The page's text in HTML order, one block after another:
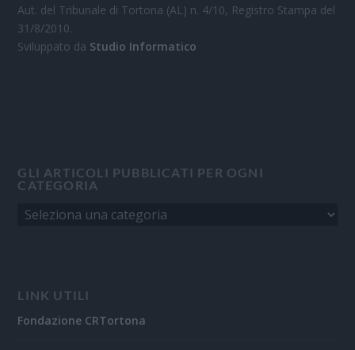
Aut. del Tribunale di Tortona (AL) n. 4/10, Registro Stampa del
31/8/2010.
Sviluppato da Studio Informatico
GLI ARTICOLI PUBBLICATI PER OGNI
CATEGORIA
LINK UTILI
Fondazione CRTortona